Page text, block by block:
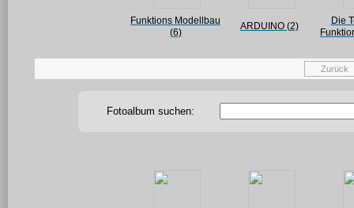
Funktions Modellbau
(6)
ARDUINO (2)
Die
Zurück
Fotoalbum suchen: